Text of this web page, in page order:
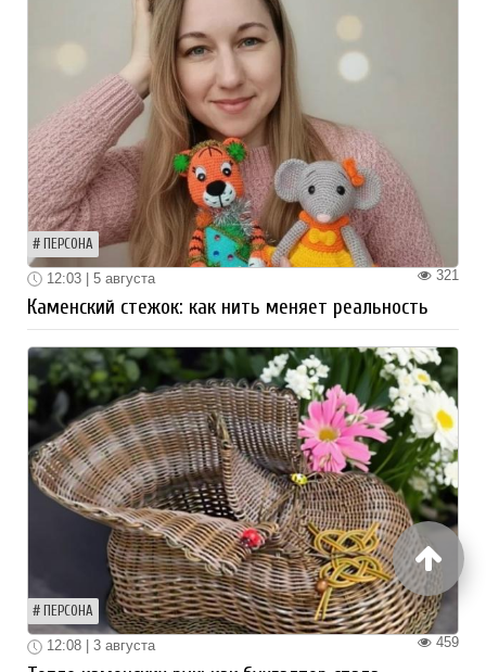
ПЕРСОНА
321
12:03 | 5 августа
Каменский стежок: как нить меняет реальность
ПЕРСОНА
459
12:08 | 3 августа